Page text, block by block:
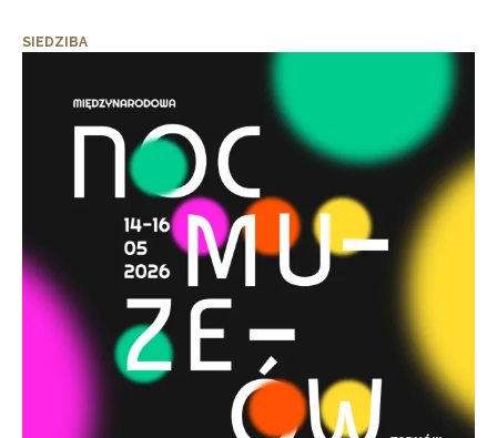
SIEDZIBA